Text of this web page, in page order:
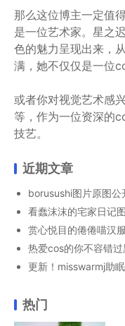
那么这位博主一定值
是一位艺术家。星之
色的魅力呈现出来，
满，她不仅仅是一位
或者你对视觉艺术感
等，作为一位资深的
技艺。
近期文章
borusushi图片原图公
看蠢沫沫的宅家日记
赏心悦目的倦倦喵汉
热爱cos的你不容错
更新！misswarmj助
热门